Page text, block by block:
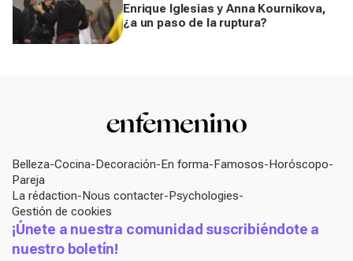
Enrique Iglesias y Anna Kournikova,
¿a un paso de la ruptura?
Belleza Cocina Decoración En forma Famosos Horóscopo
Pareja
La rédaction Nous contacter Psychologies
Gestión de cookies
¡Únete a nuestra comunidad suscribiéndote a
nuestro boletín!